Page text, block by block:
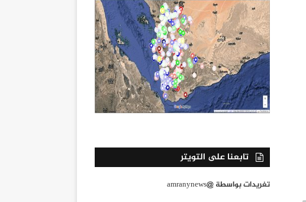
تابعنا على التويتر
تغريدات بواسطة @amranynews